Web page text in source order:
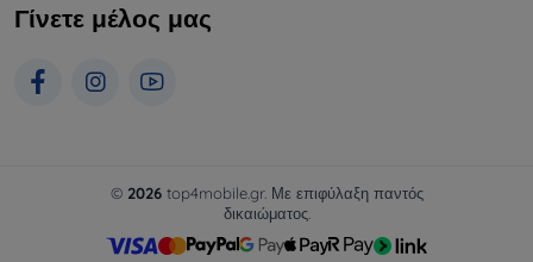
Γίνετε μέλος μας
© 2026top4mobile.gr. Με επιφύλαξη παντός
δικαιώματος.